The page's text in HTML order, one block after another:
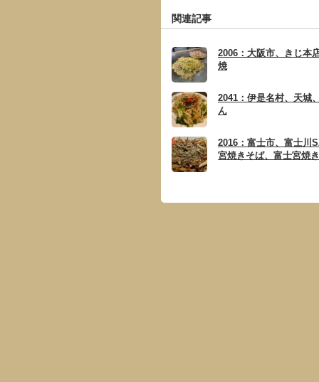
関連記事
2006：大阪市、きじ本
焼
2041：伊是名村、天城
ん
2016：富士市、富士川
宮焼きそば、富士宮焼